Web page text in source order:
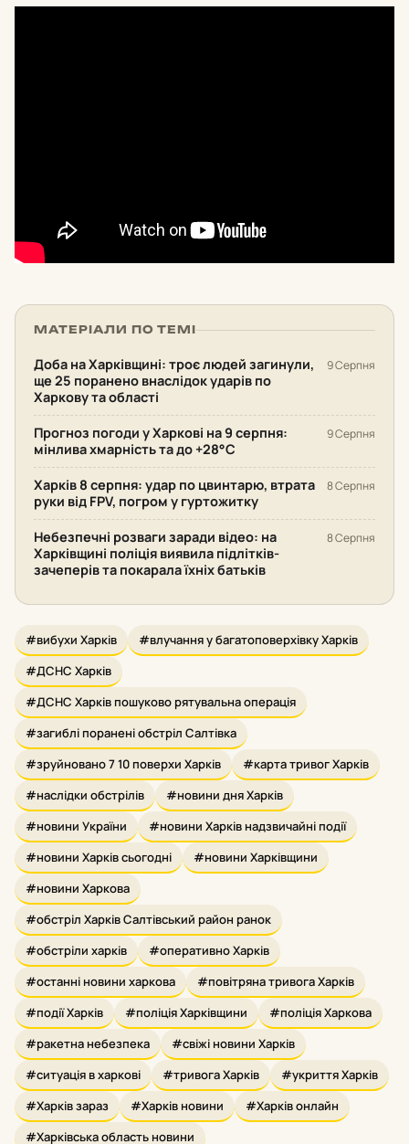
МАТЕРІАЛИ ПО ТЕМІ
Доба на Харківщині: троє людей загинули,
ще 25 поранено внаслідок ударів по
Харкову та області
9 Серпня
Прогноз погоди у Харкові на 9 серпня:
мінлива хмарність та до +28°С
9 Серпня
Харків 8 серпня: удар по цвинтарю, втрата
руки від FPV, погром у гуртожитку
8 Серпня
Небезпечні розваги заради відео: на
Харківщині поліція виявила підлітків-
зачеперів та покарала їхніх батьків
8 Серпня
#вибухи Харків
#влучання у багатоповерхівку Харків
#ДСНС Харків
#ДСНС Харків пошуково рятувальна операція
#загиблі поранені обстріл Салтівка
#зруйновано 7 10 поверхи Харків
#карта тривог Харків
#наслідки обстрілів
#новини дня Харків
#новини України
#новини Харків надзвичайні події
#новини Харків сьогодні
#новини Харківщини
#новини Харкова
#обстріл Харків Салтівський район ранок
#обстріли харків
#оперативно Харків
#останні новини харкова
#повітряна тривога Харків
#події Харків
#поліція Харківщини
#поліція Харкова
#ракетна небезпека
#свіжі новини Харків
#ситуація в харкові
#тривога Харків
#укриття Харків
#Харків зараз
#Харків новини
#Харків онлайн
#Харківська область новини